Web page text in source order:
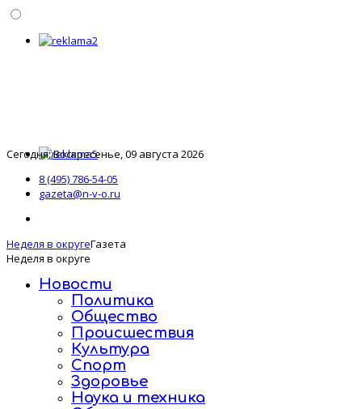
Сегодня: Воскресенье, 09 августа 2026
8 (495) 786-54-05
gazeta@n-v-o.ru
Неделя в округеГазета
Неделя в округе
Новости
Политика
Общество
Происшествия
Культура
Спорт
Здоровье
Наука и техника